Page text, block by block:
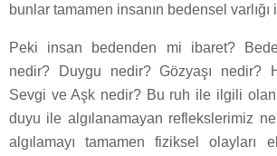
bunlar tamamen insanın bedensel
Peki insan bedenden mi ibaret?
nedir? Duygu nedir? Gözyaşı nedir?
Sevgi ve Aşk nedir? Bu ruh ile ilgili
duyu ile algılanamayan reflekslerimiz
algılamayı tamamen fiziksel olayları